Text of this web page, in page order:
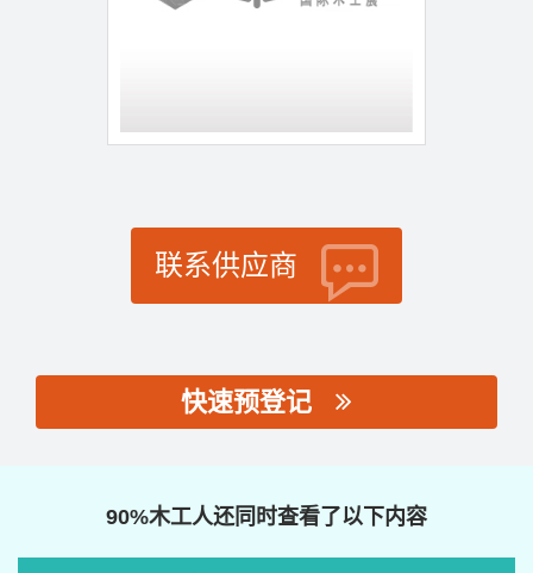
联系供应商
快速预登记
90%木工人还同时查看了以下内容